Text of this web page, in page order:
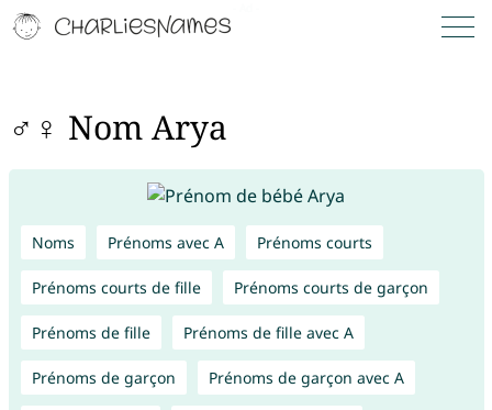
♂♀ Nom Arya
Noms Prénoms avec A Prénoms courts
Prénoms courts de fille Prénoms courts de garçon
Prénoms de fille Prénoms de fille avec A
Prénoms de garçon Prénoms de garçon avec A